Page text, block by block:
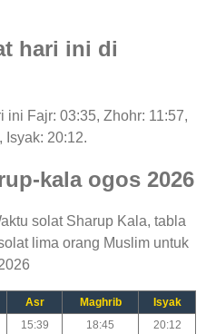
hari ini di
ini Fajr: 03:35, Zhohr: 11:57,
Isyak: 20:12.
kala ogos 2026
solat Sharup Kala, tabla
lima orang Muslim untuk
Asr Maghrib
Isyak
15:39 18:45
20:12